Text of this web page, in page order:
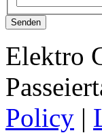
Senden
Elektro
Policy |